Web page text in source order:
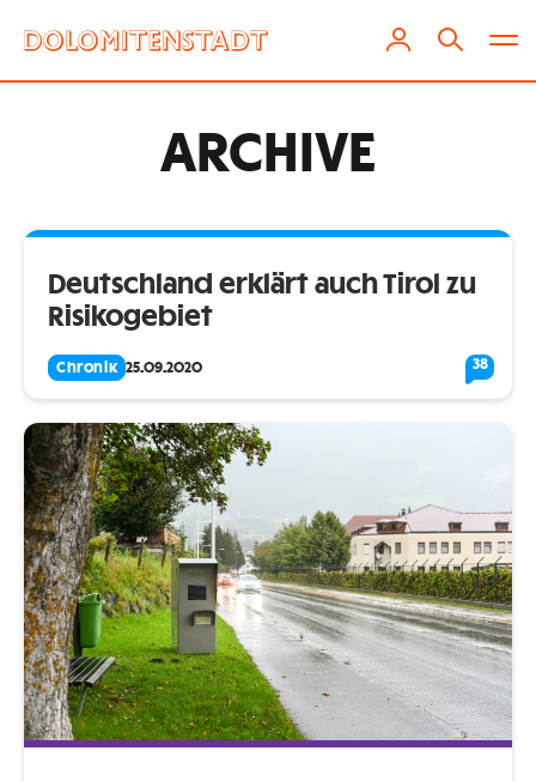
ARCHIVE
Deutschland erklärt auch Tirol zu
Risikogebiet
Chronik 25.09.2020 38